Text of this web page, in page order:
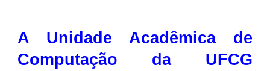
A Unidade Acadêmica de
Computação da UFCG